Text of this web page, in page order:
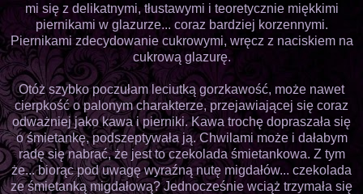
mi się z delikatnymi, tłustawymi i teoretycznie miękkimi
piernikami w glazurze... coraz bardziej korzennymi.
Piernikami zdecydowanie cukrowymi, wręcz z naciskiem na
cukrową glazurę.
Otóż szybko poczułam leciutką gorzkawość, może nawet
cierpkość o palonym charakterze, przejawiającej się coraz
odważniej jako kawa i pierniki. Kawa trochę dopraszała się
o śmietankę, podszeptywała ją. Chwilami może i dałabym
radę się nabrać, że jest to czekolada śmietankowa. Z tym
że... biorąc pod uwagę wyraźną nutę migdałów... czekolada
ze śmietanką migdałową? Jednocześnie wciąż trzymała się